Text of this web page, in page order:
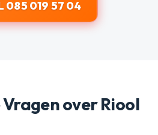
085 019 57 04
over Riool